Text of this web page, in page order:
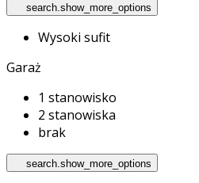
search.show_more_options
Wysoki sufit
Garaż
1 stanowisko
2 stanowiska
brak
search.show_more_options